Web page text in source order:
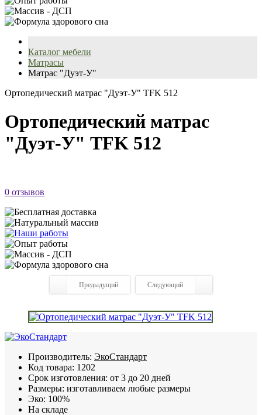
Каталог мебели
Матрасы
Матрас "Дуэт-У"
Ортопедический матрас "Дуэт-У" TFK 512
Ортопедический матрас
"Дуэт-У" TFK 512
0 отзывов
Предыдущий Следующий
Производитель: ЭкоСтандарт
Код товара: 1202
Срок изготовления: от 3 до 20 дней
Размеры: изготавливаем любые размеры
Эко: 100%
На складе